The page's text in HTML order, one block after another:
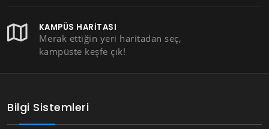
KAMPÜS HARITASI
Merak ettiğin yeri haritadan seç,
kampüste keşfe çık!
Bilgi Sistemleri